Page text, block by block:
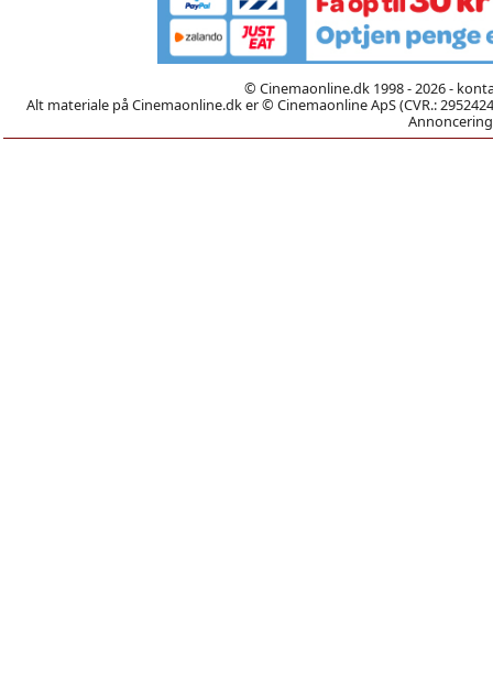
© Cinemaonline.dk 1998 - 2026 -
Alt materiale på Cinemaonline.dk er © Cinemaonline ApS (CVR.: